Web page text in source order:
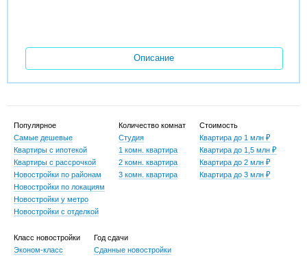
Описание
Популярное
Самые дешевые
Квартиры с ипотекой
Квартиры с рассрочкой
Новостройки по районам
Новостройки по локациям
Новостройки у метро
Новостройки с отделкой
Количество комнат
Студия
1 комн. квартира
2 комн. квартира
3 комн. квартира
Стоимость
Квартира до 1 млн ₽
Квартира до 1,5 млн ₽
Квартира до 2 млн ₽
Квартира до 3 млн ₽
Класс новостройки
Эконом-класс
Год сдачи
Сданные новостройки